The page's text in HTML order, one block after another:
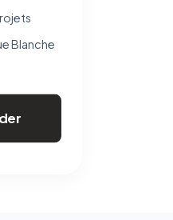
Blanche